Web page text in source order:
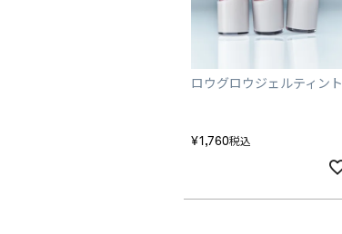
ロウグロウジェルティント
¥1,760税込